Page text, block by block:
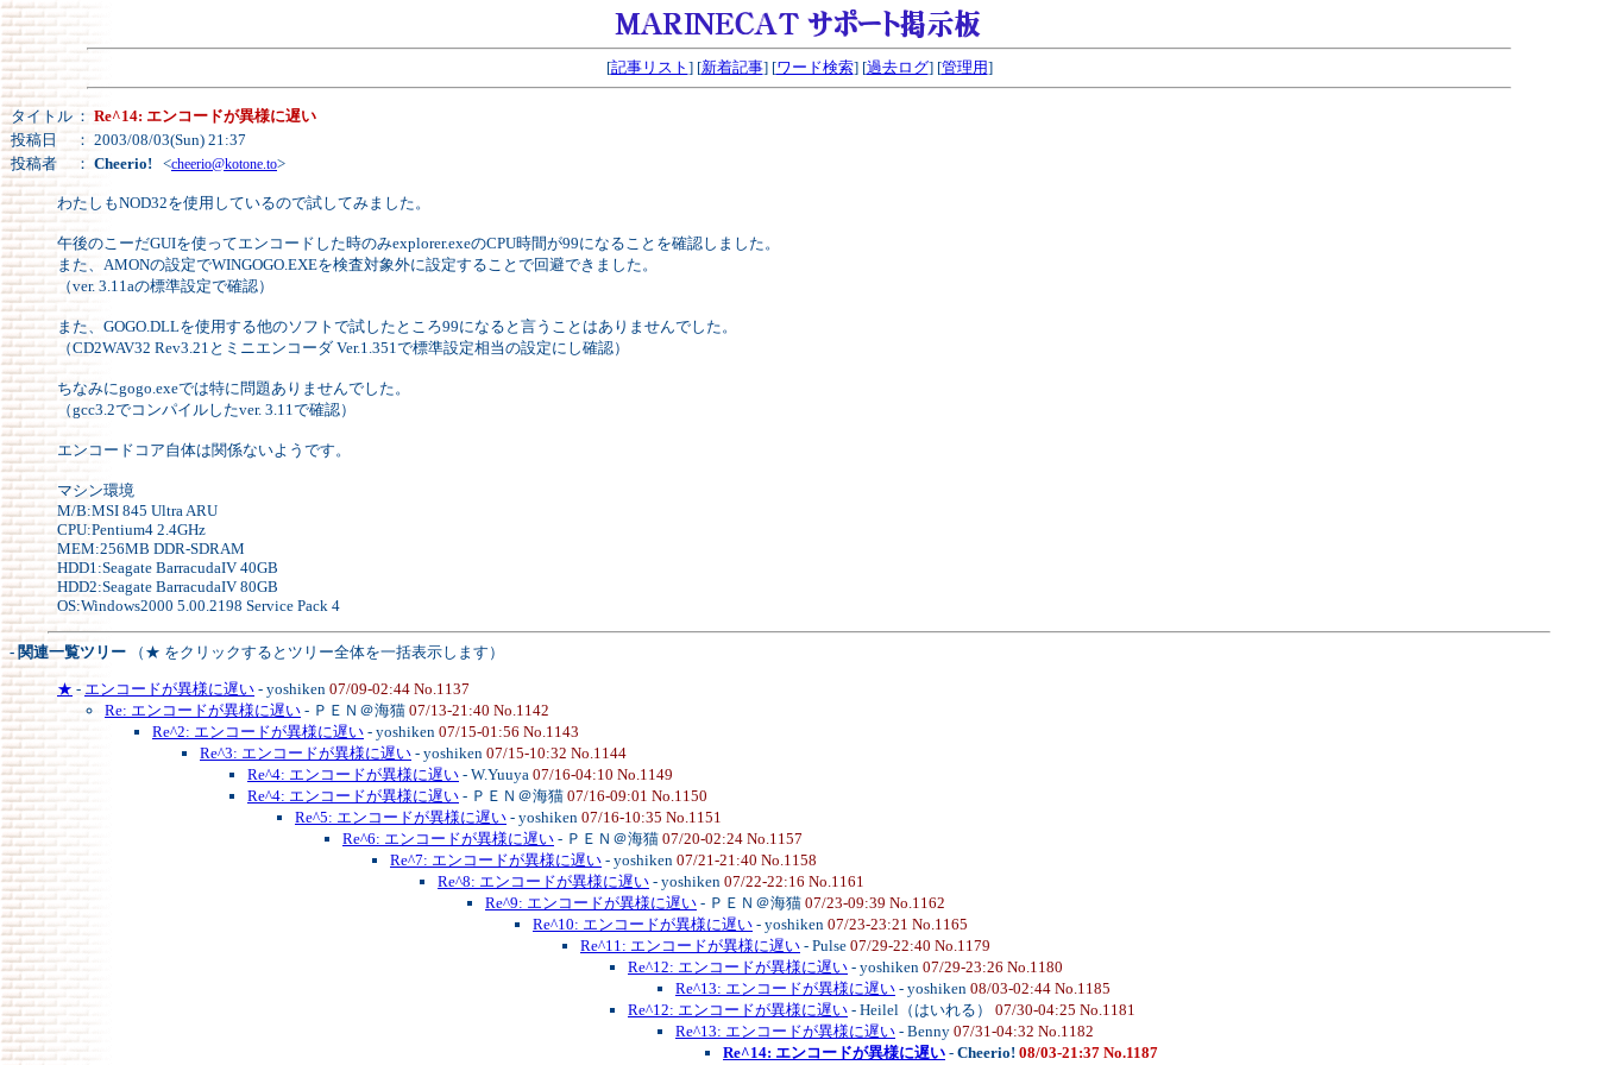
[記事リスト ] [新着記事] [ワード検索] [過去ログ] [管理用]
タイトル ： Re^14: エンコードが異様に遅い
投稿日
： 2003/08/03(Sun) 21:37
投稿者
： Cheerio! <cheerio@kotone.to>
わたしもNOD32を使用しているので試してみました。
午後のこーだGUIを使ってエンコードした時のみexplorer.exeのCPU時間が99になることを確認しました。
また、AMONの設定でWINGOGO.EXEを検査対象外に設定することで回避できました。
（ver. 3.11aの標準設定で確認）
また、GOGO.DLLを使用する他のソフトで試したところ99になると言うことはありませんでした。
（CD2WAV32 Rev3.21とミニエンコーダ Ver.1.351で標準設定相当の設定にし確認）
ちなみにgogo.exeでは特に問題ありませんでした。
（gcc3.2でコンパイルしたver. 3.11で確認）
エンコードコア自体は関係ないようです。
マシン環境
M/B:MSI 845 Ultra ARU
CPU:Pentium4 2.4GHz
MEM:256MB DDR-SDRAM
HDD1:Seagate BarracudaIV 40GB
HDD2:Seagate BarracudaIV 80GB
OS:Windows2000 5.00.2198 Service Pack 4
- 関連一覧ツリー （★ をクリックするとツリー全体を一括表示します）
★ - エンコードが異様に遅い - yoshiken 07/09-02:44 No.1137
Re: エンコードが異様に遅い - ＰＥＮ＠海猫 07/13-21:40 No.1142
Re^2: エンコードが異様に遅い - yoshiken 07/15-01:56 No.1143
Re^3: エンコードが異様に遅い - yoshiken 07/15-10:32 No.1144
Re^4: エンコードが異様に遅い - W.Yuuya 07/16-04:10 No.1149
Re^4: エンコードが異様に遅い - ＰＥＮ＠海猫 07/16-09:01 No.1150
Re^5: エンコードが異様に遅い - yoshiken 07/16-10:35 No.1151
Re^6: エンコードが異様に遅い - ＰＥＮ＠海猫 07/20-02:24 No.1157
Re^7: エンコードが異様に遅い - yoshiken 07/21-21:40 No.1158
Re^8: エンコードが異様に遅い - yoshiken 07/22-22:16 No.1161
Re^9: エンコードが異様に遅い - ＰＥＮ＠海猫 07/23-09:39 No.1162
Re^10: エンコードが異様に遅い - yoshiken 07/23-23:21 No.1165
Re^11: エンコードが異様に遅い - Pulse 07/29-22:40 No.1179
Re^12: エンコードが異様に遅い - yoshiken 07/29-23:26 No.1180
Re^13: エンコードが異様に遅い - yoshiken 08/03-02:44 No.1185
Re^12: エンコードが異様に遅い - Heilel（はいれる） 07/30-04:25 No.1181
Re^13: エンコードが異様に遅い - Benny 07/31-04:32 No.1182
Re^14: エンコードが異様に遅い - Cheerio! 08/03-21:37 No.1187